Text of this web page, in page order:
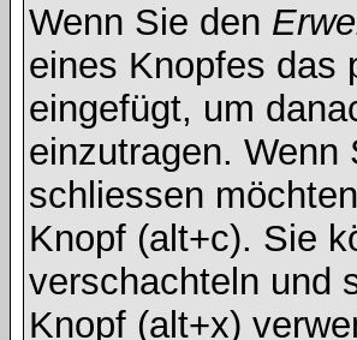
Wenn Sie den
eines Knopfes das
eingefügt, um
einzutragen. Wenn
schliessen
Knopf (alt+c). Sie
verschachteln und
Knopf (alt+x)